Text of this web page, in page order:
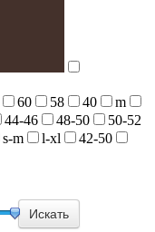
60 58 40
m
44-46 48-50
50-52
s-m l-xl
42-50